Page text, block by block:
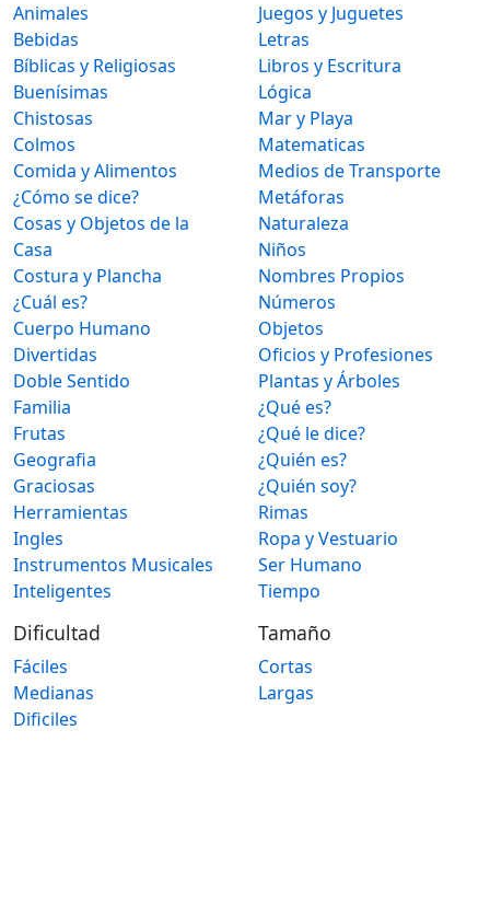
Animales
Bebidas
Bíblicas y Religiosas
Buenísimas
Chistosas
Colmos
Comida y Alimentos
¿Cómo se dice?
Cosas y Objetos de la
Casa
Costura y Plancha
¿Cuál es?
Cuerpo Humano
Divertidas
Doble Sentido
Familia
Frutas
Geografia
Graciosas
Herramientas
Ingles
Instrumentos Musicales
Inteligentes
Juegos y Juguetes
Letras
Libros y Escritura
Lógica
Mar y Playa
Matematicas
Medios de Transporte
Metáforas
Naturaleza
Niños
Nombres Propios
Números
Objetos
Oficios y Profesiones
Plantas y Árboles
¿Qué es?
¿Qué le dice?
¿Quién es?
¿Quién soy?
Rimas
Ropa y Vestuario
Ser Humano
Tiempo
Dificultad
Fáciles
Medianas
Dificiles
Tamaño
Cortas
Largas